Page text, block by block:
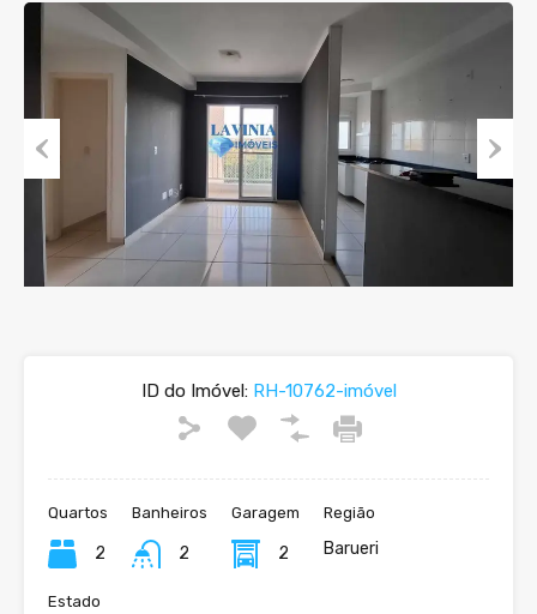
Next
ID do Imóvel:RH-10762-imóvel
Quartos
2
Banheiros
2
Garagem
2
Região
Barueri
Estado